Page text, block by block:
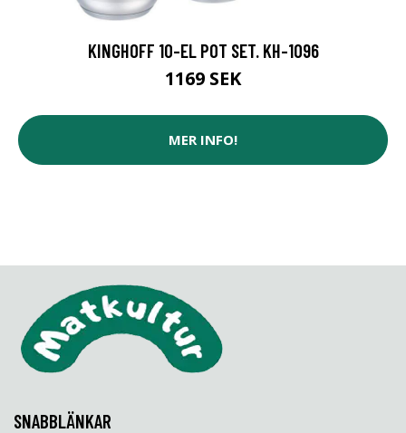
KINGHOFF 10-EL POT SET. KH-1096
1169 SEK
MER INFO!
SNABBLÄNKAR